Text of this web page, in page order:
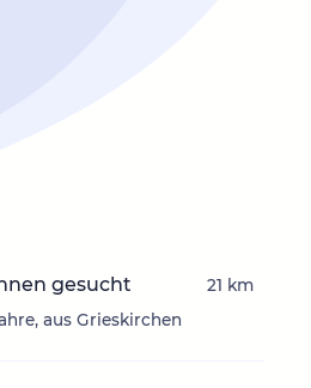
gesucht
aus Grieskirchen
21 km